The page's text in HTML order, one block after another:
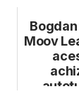
Bogdan
Moov